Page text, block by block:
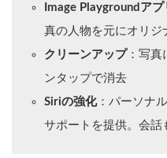
Image Playgroundアプ
真の人物を元にオリジ
クリーンアップ ：写
ンタップで消去
Siriの強化：パーソナ
サポートを提供。会話